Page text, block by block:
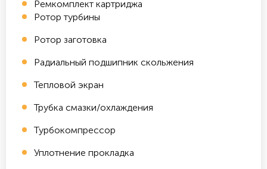
Ремкомплект картриджа
Ротор турбины
Ротор заготовка
Радиальный подшипник скольжения
Тепловой экран
Трубка смазки/охлаждения
Турбокомпрессор
Уплотнение прокладка